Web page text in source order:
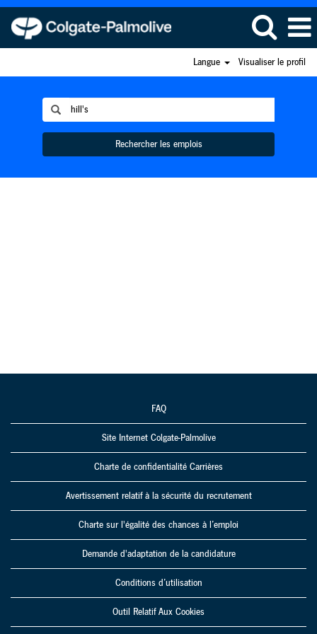
Langue Visualiser le profil
Rechercher les emplois
FAQ
Site Internet Colgate-Palmolive
Charte de confidentialité Carrières
Avertissement relatif à la sécurité du recrutement
Charte sur l'égalité des chances à l’emploi
Demande d'adaptation de la candidature
Conditions d’utilisation
Outil Relatif Aux Cookies